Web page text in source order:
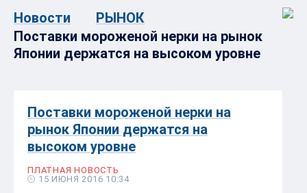
Новости
РЫНОК
Поставки мороженой нерки на рынок
Японии держатся на высоком уровне
Поставки мороженой нерки на
рынок Японии держатся на
высоком уровне
ПЛАТНАЯ НОВОСТЬ
15 ИЮНЯ 2016 10:34